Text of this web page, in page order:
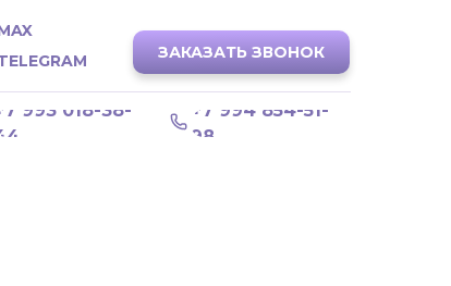
+7 994 854-51-
98
993 018-38-
ЗАКАЗАТЬ ЗВОНОК